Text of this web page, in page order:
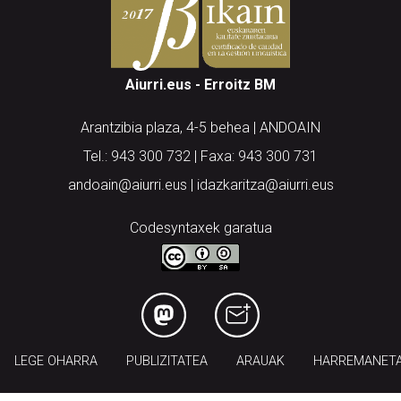
Aiurri.eus - Erroitz BM
Arantzibia plaza, 4-5 behea | ANDOAIN
Tel.: 943 300 732 | Faxa: 943 300 731
andoain@aiurri.eus | idazkaritza@aiurri.eus
Codesyntaxek garatua
LEGE OHARRA PUBLIZITATEA ARAUAK